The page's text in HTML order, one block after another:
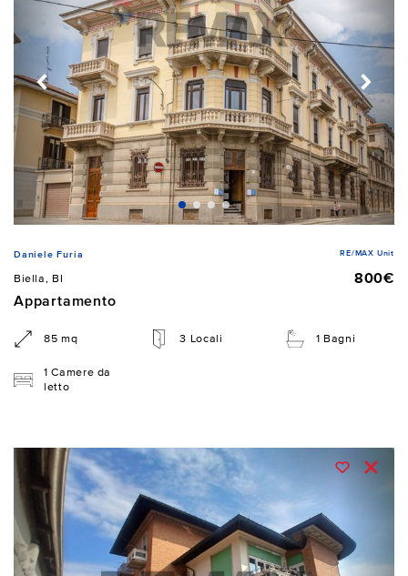
Daniele Furia RE/MAX Unit
Biella, BI
800€
Appartamento
85 mq 3 Locali 1 Bagni
1 Camere da
letto